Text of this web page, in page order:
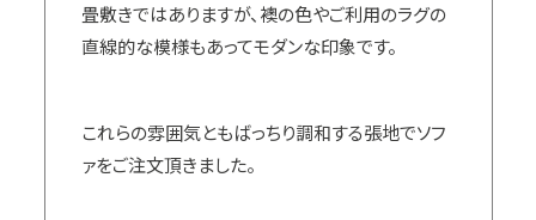
畳敷きではありますが、襖の色やご利用のラグの
直線的な模様もあってモダンな印象です。
これらの雰囲気ともばっちり調和する張地でソフ
ァをご注文頂きました。